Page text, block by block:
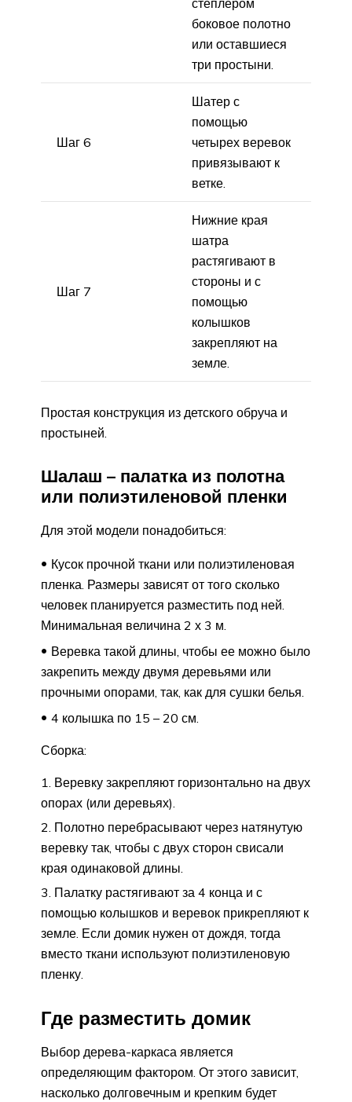
степлером
боковое полотно
или оставшиеся
три простыни.
Шаг 6
Шатер с
помощью
четырех веревок
привязывают к
ветке.
Шаг 7
Нижние края
шатра
растягивают в
стороны и с
помощью
колышков
закрепляют на
земле.
Простая конструкция из детского обруча и
простыней.
Шалаш – палатка из полотна
или полиэтиленовой пленки
Для этой модели понадобиться:
Кусок прочной ткани или полиэтиленовая
пленка. Размеры зависят от того сколько
человек планируется разместить под ней.
Минимальная величина 2 х 3 м.
Веревка такой длины, чтобы ее можно было
закрепить между двумя деревьями или
прочными опорами, так, как для сушки белья.
4 колышка по 15 – 20 см.
Сборка:
Веревку закрепляют горизонтально на двух
опорах (или деревьях).
Полотно перебрасывают через натянутую
веревку так, чтобы с двух сторон свисали
края одинаковой длины.
Палатку растягивают за 4 конца и с
помощью колышков и веревок прикрепляют к
земле. Если домик нужен от дождя, тогда
вместо ткани используют полиэтиленовую
пленку.
Где разместить домик
Выбор дерева-каркаса является
определяющим фактором. От этого зависит,
насколько долговечным и крепким будет